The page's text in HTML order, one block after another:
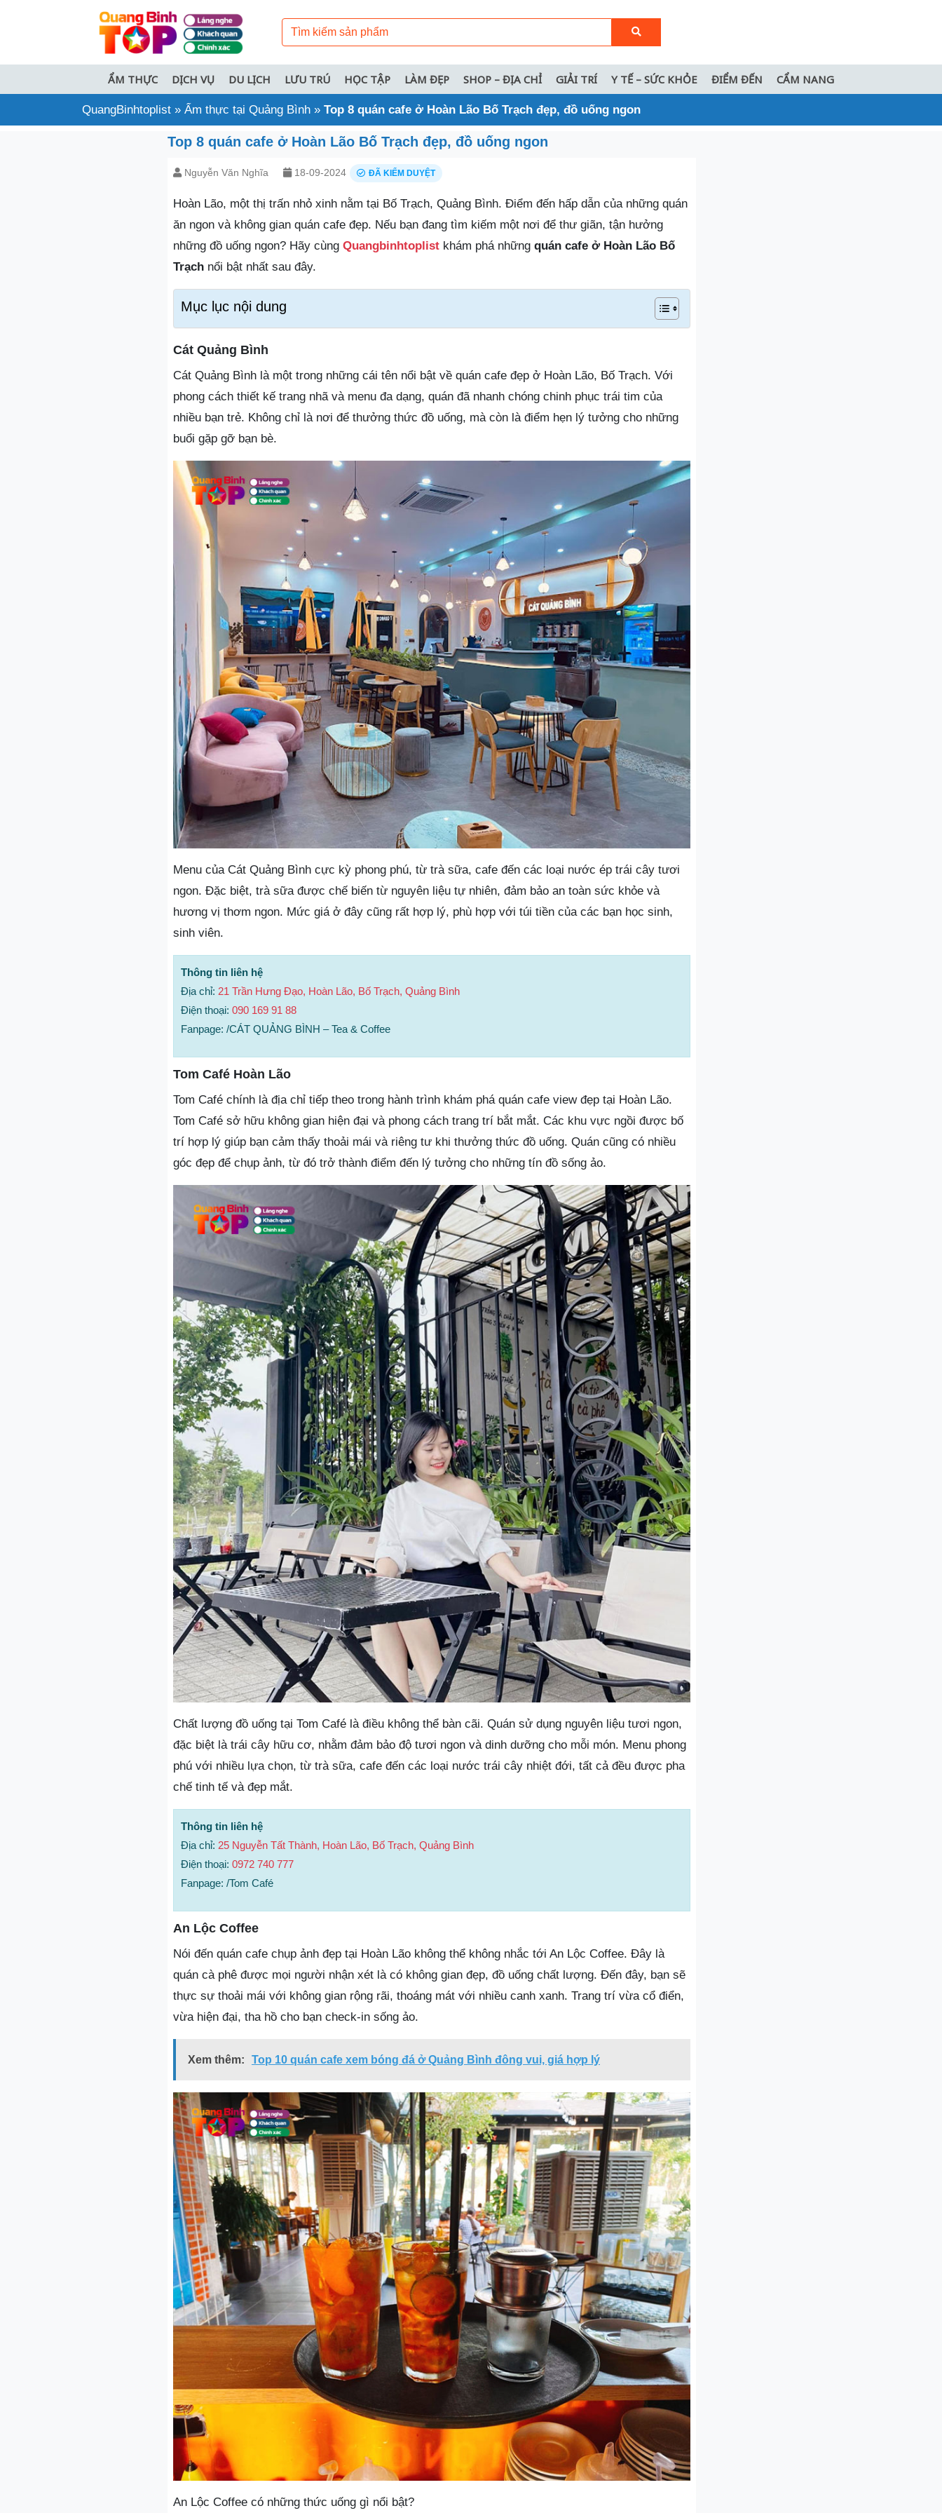
ẨM THỰC DỊCH VỤ DU LỊCH LƯU TRÚ HỌC TẬP LÀM ĐẸP SHOP – ĐỊA CHỈ GIẢI TRÍ Y TẾ – SỨC KHỎE ĐIỂM ĐẾN CẨM NANG
QuangBinhtoplist » Ẩm thực tại Quảng Bình » Top 8 quán cafe ở Hoàn Lão Bố Trạch đẹp, đồ uống ngon
Top 8 quán cafe ở Hoàn Lão Bố Trạch đẹp, đồ uống ngon
Nguyễn Văn Nghĩa 18-09-2024 ĐÃ KIỂM DUYỆT
Hoàn Lão, một thị trấn nhỏ xinh nằm tại Bố Trạch, Quảng Bình. Điểm đến hấp dẫn của những quán
ăn ngon và không gian quán cafe đẹp. Nếu bạn đang tìm kiếm một nơi để thư giãn, tận hưởng
những đồ uống ngon? Hãy cùng Quangbinhtoplist khám phá những quán cafe ở Hoàn Lão Bố
Trạch nổi bật nhất sau đây.
Mục lục nội dung
Cát Quảng Bình
Cát Quảng Bình là một trong những cái tên nổi bật về quán cafe đẹp ở Hoàn Lão, Bố Trạch. Với
phong cách thiết kế trang nhã và menu đa dạng, quán đã nhanh chóng chinh phục trái tim của
nhiều bạn trẻ. Không chỉ là nơi để thưởng thức đồ uống, mà còn là điểm hẹn lý tưởng cho những
buổi gặp gỡ bạn bè.
Menu của Cát Quảng Bình cực kỳ phong phú, từ trà sữa, cafe đến các loại nước ép trái cây tươi
ngon. Đặc biệt, trà sữa được chế biến từ nguyên liệu tự nhiên, đảm bảo an toàn sức khỏe và
hương vị thơm ngon. Mức giá ở đây cũng rất hợp lý, phù hợp với túi tiền của các bạn học sinh,
sinh viên.
Thông tin liên hệ
Địa chỉ: 21 Trần Hưng Đạo, Hoàn Lão, Bố Trạch, Quảng Bình
Điện thoại: 090 169 91 88
Fanpage: /CÁT QUẢNG BÌNH – Tea & Coffee
Tom Café Hoàn Lão
Tom Café chính là địa chỉ tiếp theo trong hành trình khám phá quán cafe view đẹp tại Hoàn Lão.
Tom Café sở hữu không gian hiện đại và phong cách trang trí bắt mắt. Các khu vực ngồi được bố
trí hợp lý giúp bạn cảm thấy thoải mái và riêng tư khi thưởng thức đồ uống. Quán cũng có nhiều
góc đẹp để chụp ảnh, từ đó trở thành điểm đến lý tưởng cho những tín đồ sống ảo.
Chất lượng đồ uống tại Tom Café là điều không thể bàn cãi. Quán sử dụng nguyên liệu tươi ngon,
đặc biệt là trái cây hữu cơ, nhằm đảm bảo độ tươi ngon và dinh dưỡng cho mỗi món. Menu phong
phú với nhiều lựa chọn, từ trà sữa, cafe đến các loại nước trái cây nhiệt đới, tất cả đều được pha
chế tinh tế và đẹp mắt.
Thông tin liên hệ
Địa chỉ: 25 Nguyễn Tất Thành, Hoàn Lão, Bố Trạch, Quảng Bình
Điện thoại: 0972 740 777
Fanpage: /Tom Café
An Lộc Coffee
Nói đến quán cafe chụp ảnh đẹp tại Hoàn Lão không thể không nhắc tới An Lộc Coffee. Đây là
quán cà phê được mọi người nhận xét là có không gian đẹp, đồ uống chất lượng. Đến đây, bạn sẽ
thực sự thoải mái với không gian rộng rãi, thoáng mát với nhiều canh xanh. Trang trí vừa cổ điển,
vừa hiện đại, tha hồ cho bạn check-in sống ảo.
Xem thêm: Top 10 quán cafe xem bóng đá ở Quảng Bình đông vui, giá hợp lý
An Lộc Coffee có những thức uống gì nổi bật?